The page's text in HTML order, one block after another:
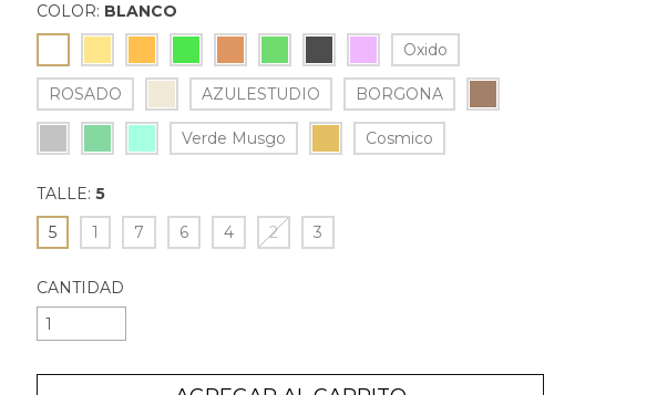
COLOR: BLANCO
Oxido
ROSADO AZULESTUDIO BORGONA
Verde Musgo Cosmico
TALLE: 5
5
1 7 6 4 2 3
CANTIDAD